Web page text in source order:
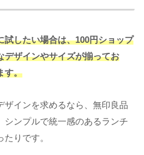
試したい場合は、100円ショップ
デザインやサイズが揃ってお
す。
ザインを求めるなら、無印良品
シンプルで統一感のあるランチ
りです。